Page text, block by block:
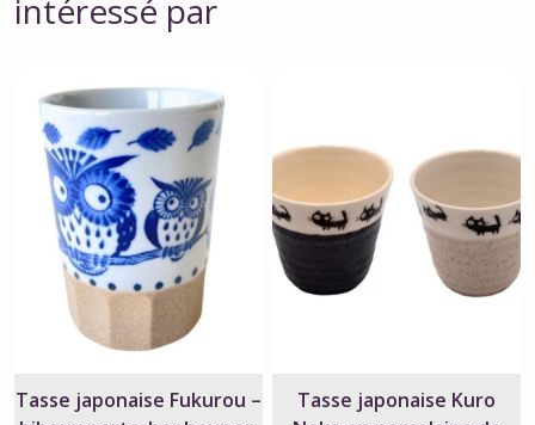
intéressé par
Tasse japonaise Fukurou –
Tasse japonaise Kuro